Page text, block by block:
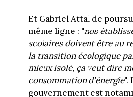
Et Gabriel Attal de
même ligne : "nos
scolaires doivent être au
la transition écologique
mieux isolé, ça veut dire
consommation d'énergie".
gouvernement est